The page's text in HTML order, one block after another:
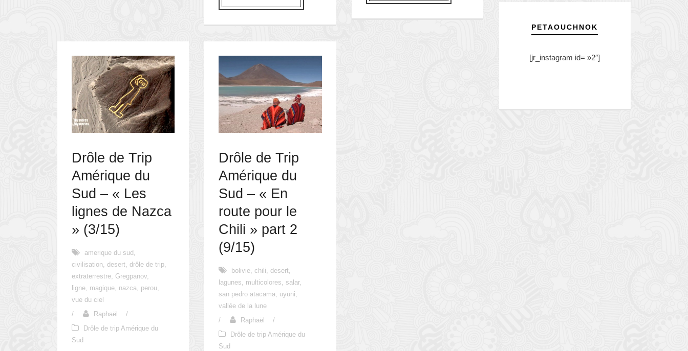
Drôle de Trip
Amérique du
Sud – « Les
lignes de Nazca
» (3/15)
amerique du sud ,
civilisation, desert, drôle de trip,
extraterrestre, Gregpanov,
ligne, magique, nazca, perou,
vue du ciel
/
Raphaël
/
Drôle de trip Amérique du
Sud
Drôle de Trip
Amérique du
Sud – « En
route pour le
Chili » part 2
(9/15)
bolivie, chili, desert,
lagunes, multicolores, salar,
san pedro atacama, uyuni,
vallée de la lune
/
Raphaël
/
Drôle de trip Amérique du
Sud
PETAOUCHNOK
[jr_instagram id= »2″]